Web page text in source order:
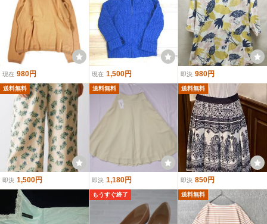
現在 980円 現在 1,500円 即決 980円
送料無料
即決 1,500円
送料無料
即決 1,180円
送料無料
即決 850円
もうすぐ終了 送料無料